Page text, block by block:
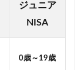
ジュニア
NISA
0歳～19歳